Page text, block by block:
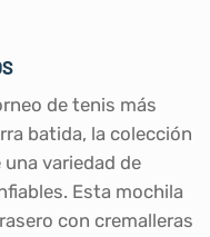
de tenis más
batida, la colección
variedad de
Esta mochila
con cremalleras